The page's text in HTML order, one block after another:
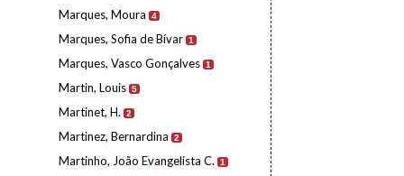
Marques, Moura 4
Marques, Sofia de Bívar 1
Marques, Vasco Gonçalves 1
Martin, Louis 5
Martinet, H. 2
Martinez, Bernardina 2
Martinho, João Evangelista C. 1